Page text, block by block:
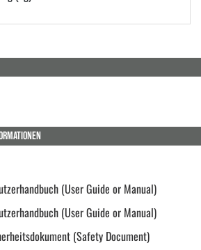
(User Guide or Manual)
(User Guide or Manual)
(Safety Document)